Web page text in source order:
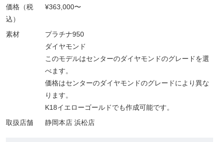
価格（税
込）
¥363,000〜
素材
プラチナ950
ダイヤモンド
このモデルはセンターのダイヤモンドのグレードを選
べます。
価格はセンターのダイヤモンドのグレードにより異な
ります。
K18イエローゴールドでも作成可能です。
取扱店舗
静岡本店 浜松店